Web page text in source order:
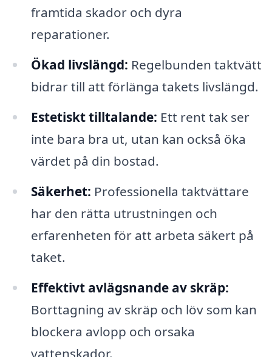
framtida skador och dyra
reparationer.
Ökad livslängd: Regelbunden taktvätt
bidrar till att förlänga takets livslängd.
Estetiskt tilltalande: Ett rent tak ser
inte bara bra ut, utan kan också öka
värdet på din bostad.
Säkerhet: Professionella taktvättare
har den rätta utrustningen och
erfarenheten för att arbeta säkert på
taket.
Effektivt avlägsnande av skräp:
Borttagning av skräp och löv som kan
blockera avlopp och orsaka
vattenskador.